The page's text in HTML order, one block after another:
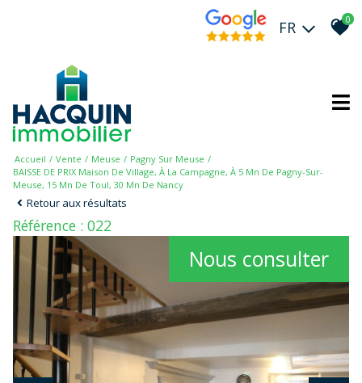
FR 0
Accueil Vente Meuse
Pagny Sur Meuse
BAISSE DE PRIX Maison De Village, À La Campagne, À 5 Mn De Pagny-Sur-
Meuse, 15 Mn De Toul, 30 Mn De Nancy
Retour aux résultats
Référence : 022
Nous consulter